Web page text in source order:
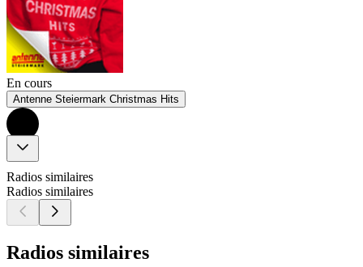
En cours
Antenne Steiermark Christmas Hits
Radios similaires
Radios similaires
Radios similaires